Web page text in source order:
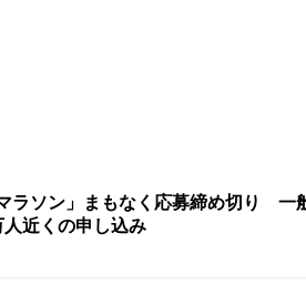
ラソン」まもなく応募締め切り 一
人近くの申し込み